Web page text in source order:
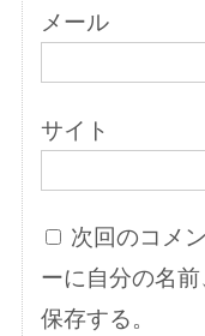
メール
サイト
次回のコメ
ーに自分の名
保存する。